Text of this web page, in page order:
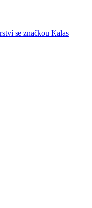
se značkou Kalas